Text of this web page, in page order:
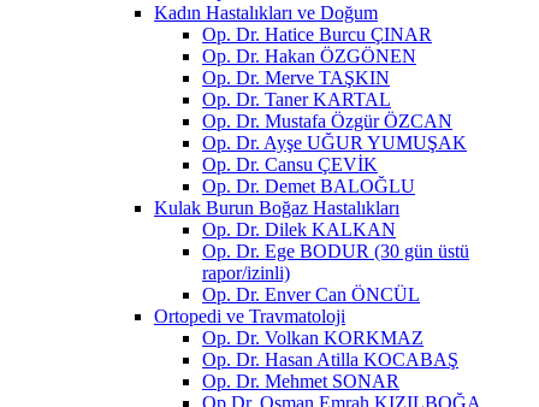
Kadın Hastalıkları ve Doğum
Op. Dr. Hatice Burcu ÇINAR
Op. Dr. Hakan ÖZGÖNEN
Op. Dr. Merve TAŞKIN
Op. Dr. Taner KARTAL
Op. Dr. Mustafa Özgür ÖZCAN
Op. Dr. Ayşe UĞUR YUMUŞAK
Op. Dr. Cansu ÇEVİK
Op. Dr. Demet BALOĞLU
Kulak Burun Boğaz Hastalıkları
Op. Dr. Dilek KALKAN
Op. Dr. Ege BODUR (30 gün üstü
rapor/izinli)
Op. Dr. Enver Can ÖNCÜL
Ortopedi ve Travmatoloji
Op. Dr. Volkan KORKMAZ
Op. Dr. Hasan Atilla KOCABAŞ
Op. Dr. Mehmet SONAR
Op.Dr. Osman Emrah KIZILBOĞA